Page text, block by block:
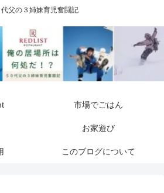
代父の３姉妹育児奮闘記
市場でごはん
お家遊び
このブログについて